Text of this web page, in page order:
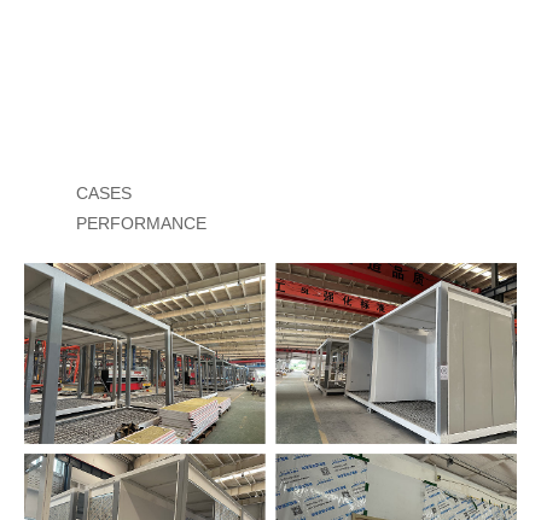
工业地产
CASES
PERFORMANCE